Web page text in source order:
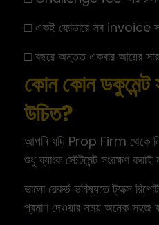
□ একই ফোল্ডারে সব invoice
□ বছরে অন্তত একবার আয়ের
কোন কোন ডকুমেন্ট
উচিত?
আপনি যদি Prop Firm থেকে
শুধু ব্যাংক স্টেটমেন্ট সংরক্ষণ করাই
ভালো রেকর্ড ভবিষ্যতে ট্যাক্স
প্রমাণ দেওয়ার সময় অনেক সহজ